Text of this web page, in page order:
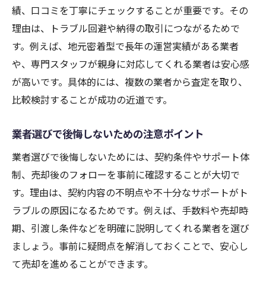
績、口コミを丁寧にチェックすることが重要です。その
理由は、トラブル回避や納得の取引につながるためで
す。例えば、地元密着型で長年の運営実績がある業者
や、専門スタッフが親身に対応してくれる業者は安心感
が高いです。具体的には、複数の業者から査定を取り、
比較検討することが成功の近道です。
業者選びで後悔しないための注意ポイント
業者選びで後悔しないためには、契約条件やサポート体
制、売却後のフォローを事前に確認することが大切で
す。理由は、契約内容の不明点や不十分なサポートがト
ラブルの原因になるためです。例えば、手数料や売却時
期、引渡し条件などを明確に説明してくれる業者を選び
ましょう。事前に疑問点を解消しておくことで、安心し
て売却を進めることができます。